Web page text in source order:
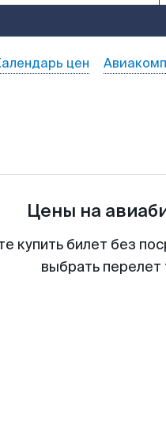
цен
Цены на
купить билет без
выбрать перелет